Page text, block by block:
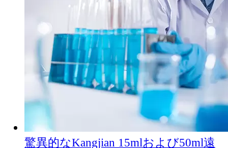
驚異的なKangjian 15mlおよび50ml遠